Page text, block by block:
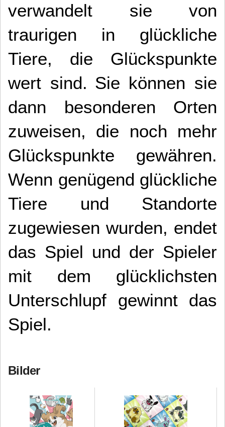
verwandelt sie von
traurigen in glückliche
Tiere, die Glückspunkte
wert sind. Sie können sie
dann besonderen Orten
zuweisen, die noch mehr
Glückspunkte gewähren.
Wenn genügend glückliche
Tiere und Standorte
zugewiesen wurden, endet
das Spiel und der Spieler
mit dem glücklichsten
Unterschlupf gewinnt das
Spiel.
Bilder